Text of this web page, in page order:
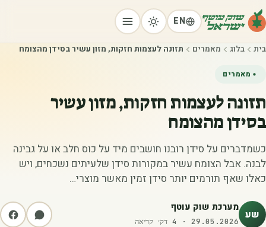
EN
בית בלוג מאמרים תזונה לעצמות חזקות, מזון עשיר בסידן מהצומח
מאמרים
תזונה לעצמות חזקות, מזון עשיר
בסידן מהצומח
כשמדברים על סידן רובנו חושבים מיד על כוס חלב או על גבינה
לבנה. אבל הצומח עשיר במקורות סידן שלעיתים נשכחים, ויש
כאלו שאף תורמים יותר סידן זמין מאשר מוצרי…
שע מערכת שוק עוטף
29.05.2026
·
4 דק׳ קריאה